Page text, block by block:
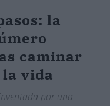
la
caminar
vida
por una